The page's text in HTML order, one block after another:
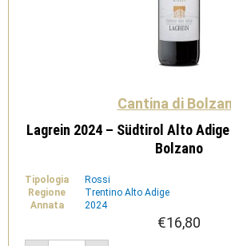
Cantina di
Lagrein 2024 – Südtirol Alto
Bolzano
Tipologia
Rossi
Regione
Trentino Alto Adige
Annata
2024
€16,80